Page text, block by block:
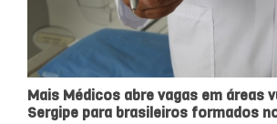
Mais Médicos abre vagas em áreas
Sergipe para brasileiros formados